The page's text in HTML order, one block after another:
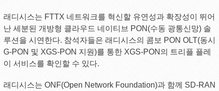
래디시스는 FTTX 네트워크를 혁신할 유연성과 확장성이 뛰어
난 세분된 개방형 클라우드 네이티브 PON(수동 광통신망) 솔
루션을 시연한다. 참석자들은 래디시스의 콤보 PON OLT(동시
G-PON 및 XGS-PON 지원)를 통한 XGS-PON의 트리플 플레
이 서비스를 확인할 수 있다.
래디시스는 ONF(Open Network Foundation)과 함께 SD-RAN